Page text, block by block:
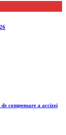
compensare a accizei